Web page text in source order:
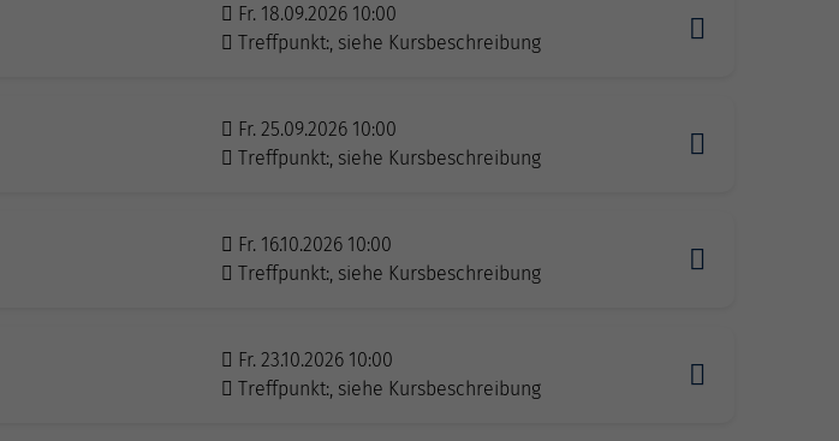
Fr. 18.09.2026 10:00
Treffpunkt:, siehe Kursbeschreibung
Fr. 25.09.2026 10:00
Treffpunkt:, siehe Kursbeschreibung
Fr. 16.10.2026 10:00
Treffpunkt:, siehe Kursbeschreibung
Fr. 23.10.2026 10:00
Treffpunkt:, siehe Kursbeschreibung